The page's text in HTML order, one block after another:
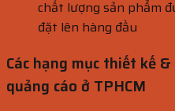
chất lượng sản phẩm
đặt lên hàng đầu
Các hạng mục thiết kế
quảng cáo ở TPHCM